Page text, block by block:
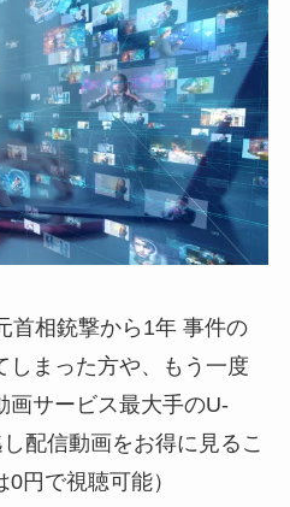
首相銃撃から1年 事件の
しまった方や、もう一度
画サービス最大手のU-
配信動画をお得に見るこ
円で視聴可能）